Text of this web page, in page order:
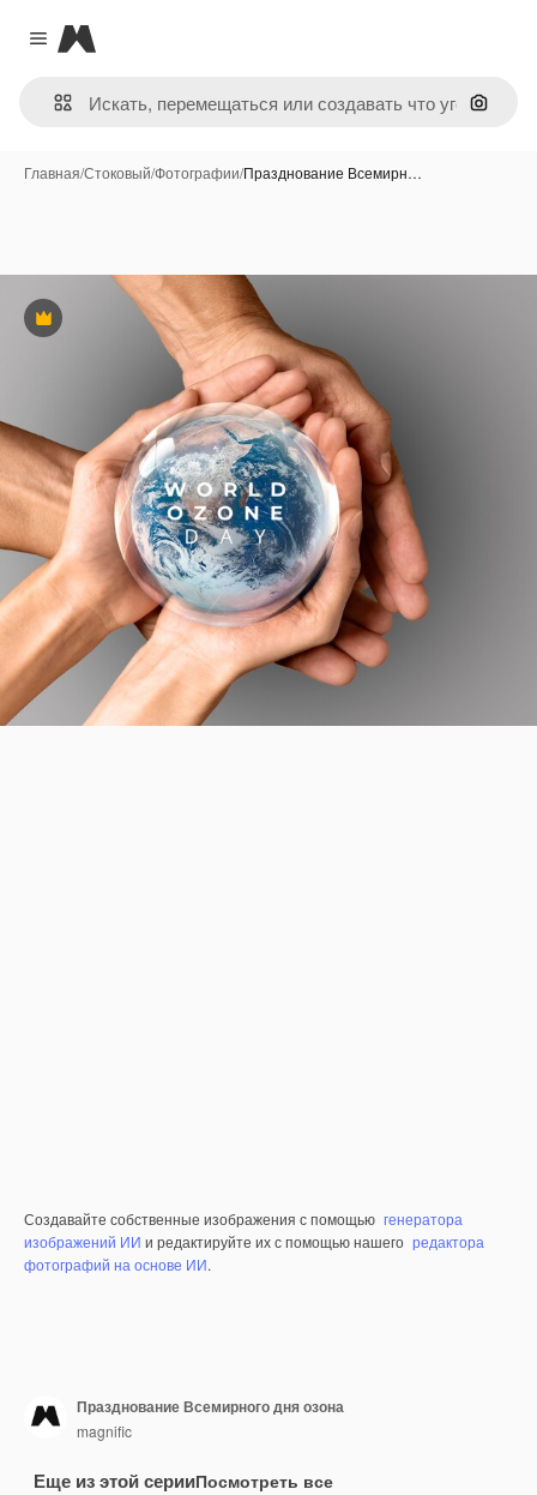
Close menu
Magnific
Поиск
Главная/Стоковый/Фотографии/Празднование Всемирн…
Премиум
Создавайте собственные изображения с помощью генератора
изображений ИИ и редактируйте их с помощью нашего редактора
фотографий на основе ИИ.
Празднование Всемирного дня озона
magnific
Еще из этой серииПосмотреть все